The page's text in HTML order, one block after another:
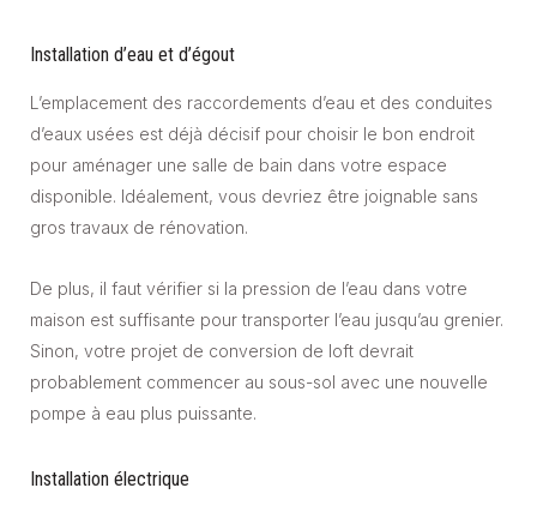
Installation d’eau et d’égout
L’emplacement des raccordements d’eau et des conduites
d’eaux usées est déjà décisif pour choisir le bon endroit
pour aménager une salle de bain dans votre espace
disponible. Idéalement, vous devriez être joignable sans
gros travaux de rénovation.
De plus, il faut vérifier si la pression de l’eau dans votre
maison est suffisante pour transporter l’eau jusqu’au grenier.
Sinon, votre projet de conversion de loft devrait
probablement commencer au sous-sol avec une nouvelle
pompe à eau plus puissante.
Installation électrique